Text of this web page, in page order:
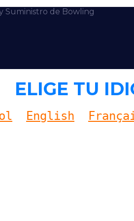
Suministro de Bowling
ELIGE TU
English